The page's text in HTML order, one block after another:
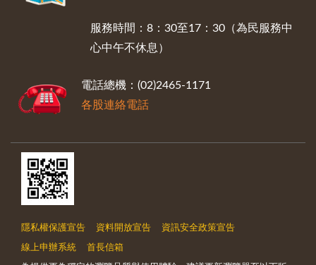
服務時間：8：30至17：30（為民服務中
心中午不休息）
電話總機：(02)2465-1171
各股連絡電話
隱私權保護宣告 資料開放宣告 資訊安全政策宣告
線上申辦系統 首長信箱